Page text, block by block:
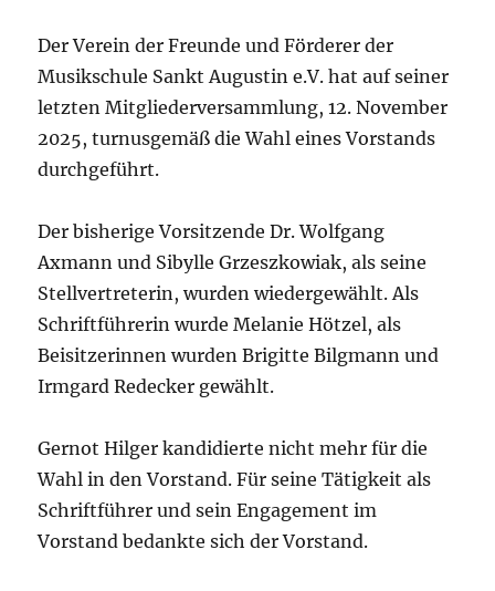
Der Verein der Freunde und Förderer der
Musikschule Sankt Augustin e.V. hat auf seiner
letzten Mitgliederversammlung, 12. November
2025, turnusgemäß die Wahl eines Vorstands
durchgeführt.
Der bisherige Vorsitzende Dr. Wolfgang
Axmann und Sibylle Grzeszkowiak, als seine
Stellvertreterin, wurden wiedergewählt. Als
Schriftführerin wurde Melanie Hötzel, als
Beisitzerinnen wurden Brigitte Bilgmann und
Irmgard Redecker gewählt.
Gernot Hilger kandidierte nicht mehr für die
Wahl in den Vorstand. Für seine Tätigkeit als
Schriftführer und sein Engagement im
Vorstand bedankte sich der Vorstand.